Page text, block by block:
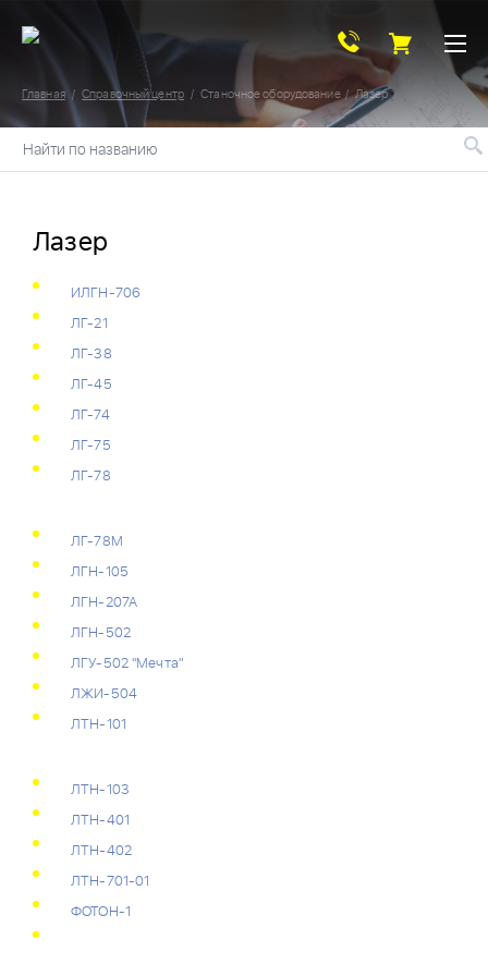
Главная Справочный центр Станочное оборудование Лазер
Найти по названию
Лазер
ИЛГН-706
ЛГ-21
ЛГ-38
ЛГ-45
ЛГ-74
ЛГ-75
ЛГ-78
ЛГ-78М
ЛГН-105
ЛГН-207А
ЛГН-502
ЛГУ-502 "Мечта"
ЛЖИ-504
ЛТН-101
ЛТН-103
ЛТН-401
ЛТН-402
ЛТН-701-01
ФОТОН-1